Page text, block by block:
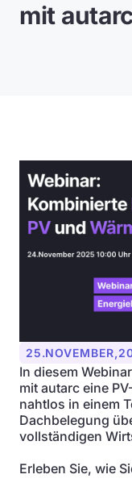
mit
25.NOVEMBER,
In diesem
mit autarc eine
nahtlos in einem
Dachbelegung
vollständigen
Erleben Sie, wie